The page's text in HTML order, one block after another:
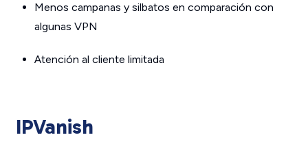
Menos campanas y silbatos en comparación con
algunas VPN
Atención al cliente limitada
IPVanish